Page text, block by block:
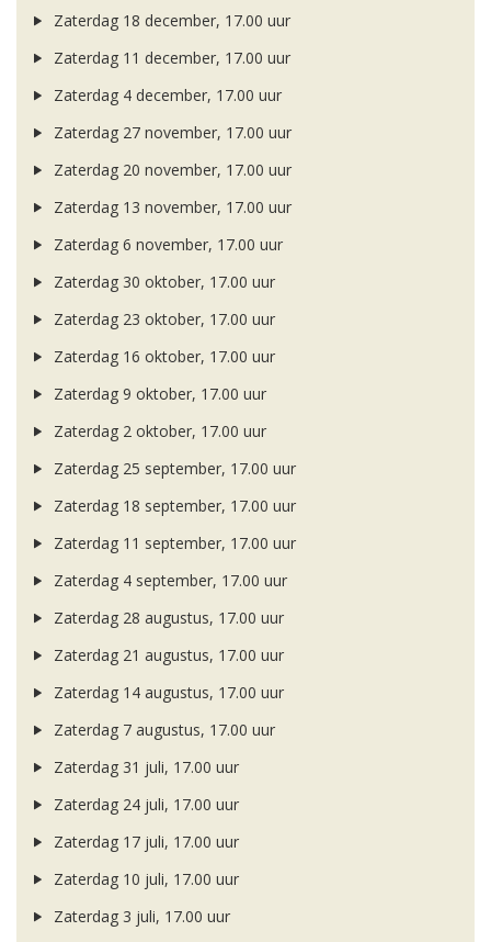
Zaterdag 18 december, 17.00 uur
Zaterdag 11 december, 17.00 uur
Zaterdag 4 december, 17.00 uur
Zaterdag 27 november, 17.00 uur
Zaterdag 20 november, 17.00 uur
Zaterdag 13 november, 17.00 uur
Zaterdag 6 november, 17.00 uur
Zaterdag 30 oktober, 17.00 uur
Zaterdag 23 oktober, 17.00 uur
Zaterdag 16 oktober, 17.00 uur
Zaterdag 9 oktober, 17.00 uur
Zaterdag 2 oktober, 17.00 uur
Zaterdag 25 september, 17.00 uur
Zaterdag 18 september, 17.00 uur
Zaterdag 11 september, 17.00 uur
Zaterdag 4 september, 17.00 uur
Zaterdag 28 augustus, 17.00 uur
Zaterdag 21 augustus, 17.00 uur
Zaterdag 14 augustus, 17.00 uur
Zaterdag 7 augustus, 17.00 uur
Zaterdag 31 juli, 17.00 uur
Zaterdag 24 juli, 17.00 uur
Zaterdag 17 juli, 17.00 uur
Zaterdag 10 juli, 17.00 uur
Zaterdag 3 juli, 17.00 uur